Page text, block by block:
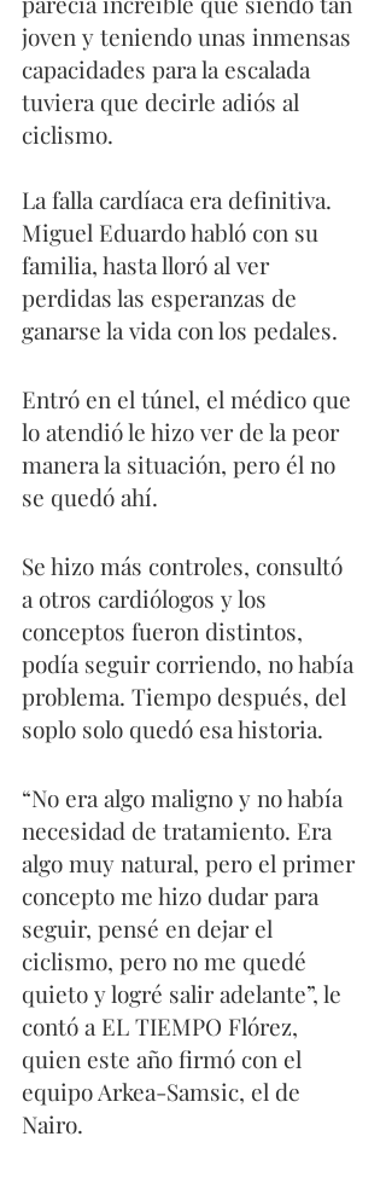
joven y teniendo unas inmensas
capacidades para la escalada
tuviera que decirle adiós al
ciclismo.
La falla cardíaca era definitiva.
Miguel Eduardo habló con su
familia, hasta lloró al ver
perdidas las esperanzas de
ganarse la vida con los pedales.
Entró en el túnel, el médico que
lo atendió le hizo ver de la peor
manera la situación, pero él no
se quedó ahí.
Se hizo más controles, consultó
a otros cardiólogos y los
conceptos fueron distintos,
podía seguir corriendo, no había
problema. Tiempo después, del
soplo solo quedó esa historia.
“No era algo maligno y no había
necesidad de tratamiento. Era
algo muy natural, pero el primer
concepto me hizo dudar para
seguir, pensé en dejar el
ciclismo, pero no me quedé
quieto y logré salir adelante”, le
contó a EL TIEMPO Flórez,
quien este año firmó con el
equipo Arkea-Samsic, el de
Nairo.